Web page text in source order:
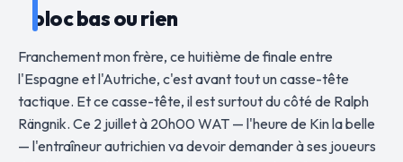
bloc bas ou rien
Franchement mon frère, ce huitième de finale entre
l'Espagne et l'Autriche, c'est avant tout un casse-tête
tactique. Et ce casse-tête, il est surtout du côté de Ralph
Rängnik. Ce 2 juillet à 20h00 WAT — l'heure de Kin la belle
— l'entraîneur autrichien va devoir demander à ses joueurs